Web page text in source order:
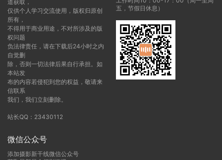
道获取，
仅供个人学习交流使用，版权归原创
所有，
不得用于商业用途，不对所涉及的版
权问题
负法律责任，请在下载后24小时之内
自觉删
除，否则一切法律后果自行承担。如
本站发
布的内容若侵犯到您的权益，敬请来
信联系
我们，我们立刻删除。
站长QQ：23430112
五，节假日休息）
微信公众号
添加摄影新干线微信公众号